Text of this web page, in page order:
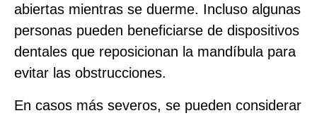
abiertas mientras se duerme. Incluso algunas
personas pueden beneficiarse de dispositivos
dentales que reposicionan la mandíbula para
evitar las obstrucciones.
En casos más severos, se pueden considerar